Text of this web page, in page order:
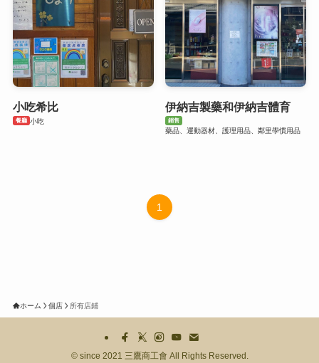
小吃希比
餐廳 小吃
伊納吉製藥和伊納吉體育
銷售
藥品、運動器材、護理用品、鄰里學慣用品
1
ホーム 個店 所有店鋪
©since 2021 三鷹商工會 All Rights Reserved.